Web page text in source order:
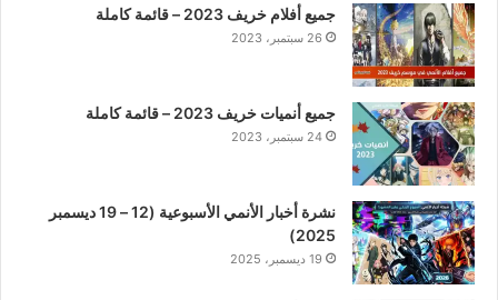
جميع أفلام خريف 2023 – قائمة كاملة
26 سبتمبر، 2023
جميع أنميات خريف 2023 – قائمة كاملة
24 سبتمبر، 2023
نشرة أخبار الأنمي الأسبوعية (12 – 19 ديسمبر
2025)
19 ديسمبر، 2025